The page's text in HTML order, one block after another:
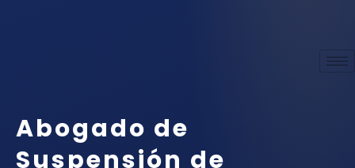
Abogado de
Suspensión de